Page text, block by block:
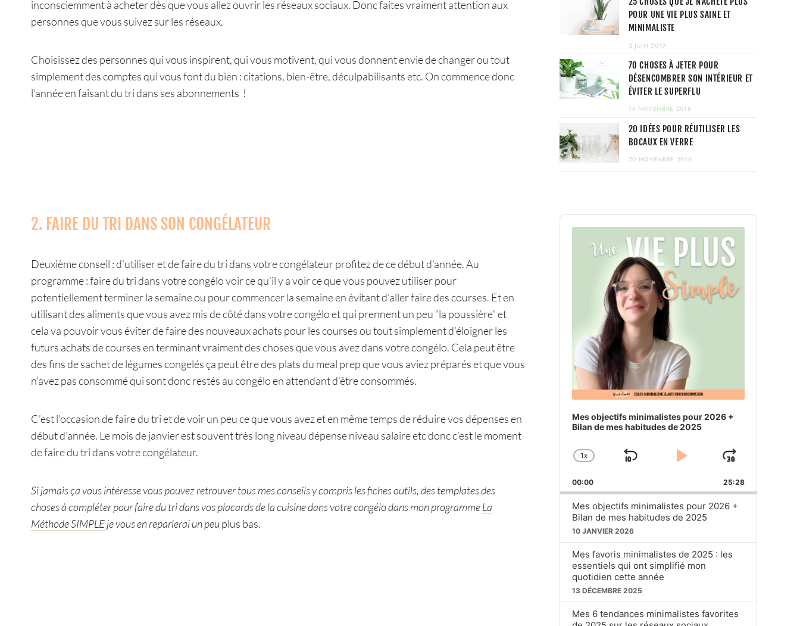
inconsciemment à acheter dès que vous allez ouvrir les réseaux sociaux. Donc faites vraiment attention aux
personnes que vous suivez sur les réseaux.
Choisissez des personnes qui vous inspirent, qui vous motivent, qui vous donnent envie de changer ou tout
simplement des comptes qui vous font du bien : citations, bien-être, déculpabilisants etc. On commence donc
l’année en faisant du tri dans ses abonnements !
2. FAIRE DU TRI DANS SON CONGÉLATEUR
Deuxième conseil : d’utiliser et de faire du tri dans votre congélateur profitez de ce début d’année. Au
programme : faire du tri dans votre congélo voir ce qu’il y a voir ce que vous pouvez utiliser pour
potentiellement terminer la semaine ou pour commencer la semaine en évitant d’aller faire des courses. Et en
utilisant des aliments que vous avez mis de côté dans votre congélo et qui prennent un peu “la poussière” et
cela va pouvoir vous éviter de faire des nouveaux achats pour les courses ou tout simplement d’éloigner les
futurs achats de courses en terminant vraiment des choses que vous avez dans votre congélo. Cela peut être
des fins de sachet de légumes congelés ça peut être des plats du meal prep que vous aviez préparés et que vous
n’avez pas consommé qui sont donc restés au congélo en attendant d’être consommés.
C’est l’occasion de faire du tri et de voir un peu ce que vous avez et en même temps de réduire vos dépenses en
début d’année. Le mois de janvier est souvent très long niveau dépense niveau salaire etc donc c’est le moment
de faire du tri dans votre congélateur.
Si jamais ça vous intéresse vous pouvez retrouver tous mes conseils y compris les fiches outils, des templates des
choses à compléter pour faire du tri dans vos placards de la cuisine dans votre congélo dans mon programmeLa
Méthode SIMPLEje vous en reparlerai un peuplus bas.
POUR UNE VIE PLUS SAINE ET
MINIMALISTE
2 JUIN 2019
70 CHOSES À JETER POUR
DÉSENCOMBRER SON INTÉRIEUR ET
ÉVITER LE SUPERFLU
14 NOVEMBRE 2018
20 IDÉES POUR RÉUTILISER LES
BOCAUX EN VERRE
20 NOVEMBRE 2019
Audio
Player
Mes objectifs minimalistes pour 2026 +
Bilan de mes habitudes de 2025
CHANGE
RATE
1X
SKIP
BACKWARD
PLAY
PAUSE
JUMP
00:00 25:28
Mes objectifs minimalistes pour 2026 +
Bilan de mes habitudes de 2025
10 JANVIER 2026
Mes favoris minimalistes de 2025 : les
essentiels qui ont simplifié mon
quotidien cette année
13 DÉCEMBRE 2025
Mes 6 tendances minimalistes favorites